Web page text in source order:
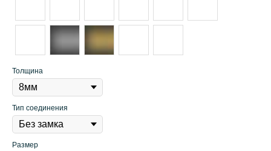
Толщина
Тип соединения
Размер